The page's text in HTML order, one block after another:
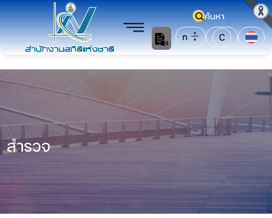
ค้นหา
ก
C
สำรวจ